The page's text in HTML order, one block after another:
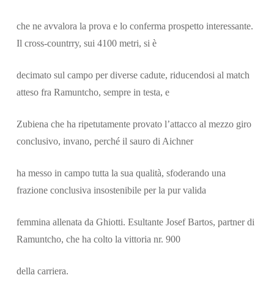
che ne avvalora la prova e lo conferma prospetto interessante.
Il cross-countrry, sui 4100 metri, si è
decimato sul campo per diverse cadute, riducendosi al match
atteso fra Ramuntcho, sempre in testa, e
Zubiena che ha ripetutamente provato l’attacco al mezzo giro
conclusivo, invano, perché il sauro di Aichner
ha messo in campo tutta la sua qualità, sfoderando una
frazione conclusiva insostenibile per la pur valida
femmina allenata da Ghiotti. Esultante Josef Bartos, partner di
Ramuntcho, che ha colto la vittoria nr. 900
della carriera.